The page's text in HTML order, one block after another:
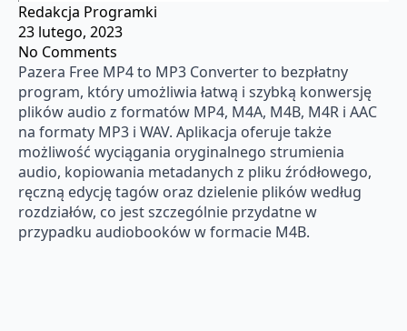
Redakcja Programki
23 lutego, 2023
No Comments
Pazera Free MP4 to MP3 Converter to bezpłatny
program, który umożliwia łatwą i szybką konwersję
plików audio z formatów MP4, M4A, M4B, M4R i AAC
na formaty MP3 i WAV. Aplikacja oferuje także
możliwość wyciągania oryginalnego strumienia
audio, kopiowania metadanych z pliku źródłowego,
ręczną edycję tagów oraz dzielenie plików według
rozdziałów, co jest szczególnie przydatne w
przypadku audiobooków w formacie M4B.